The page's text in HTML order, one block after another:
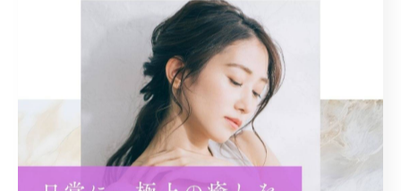
#広島市マッサージ
広島市で姿勢改善に取り組む
広島市でドライヘッドスパ